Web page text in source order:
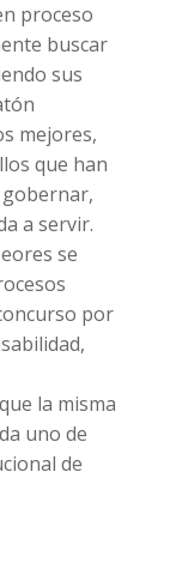
proceso
buscar
sus
mejores,
que han
a servir.
se
por
la misma
uno de
de